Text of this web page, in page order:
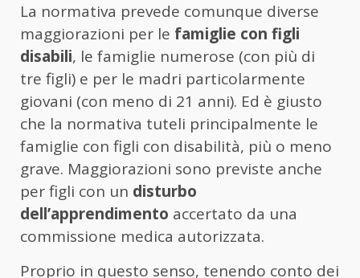
La normativa prevede comunque diverse
maggiorazioni per le famiglie con figli
disabili, le famiglie numerose (con più di
tre figli) e per le madri particolarmente
giovani (con meno di 21 anni). Ed è giusto
che la normativa tuteli principalmente le
famiglie con figli con disabilità, più o meno
grave. Maggiorazioni sono previste anche
per figli con un disturbo
dell’apprendimento accertato da una
commissione medica autorizzata.
Proprio in questo senso, tenendo conto dei